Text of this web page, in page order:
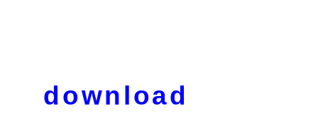
download